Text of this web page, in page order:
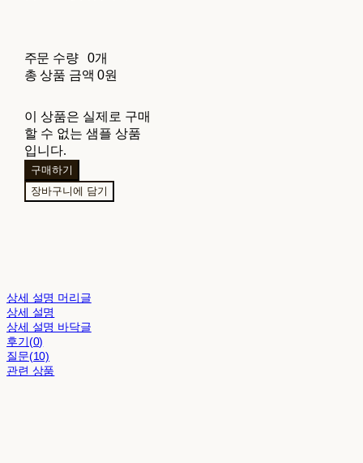
주문 수량
0개
총 상품 금액 0원
이 상품은 실제로 구매
할 수 없는 샘플 상품
입니다.
구매하기
장바구니에 담기
상세 설명 머리글
상세 설명
상세 설명 바닥글
후기(0)
질문(10)
관련 상품